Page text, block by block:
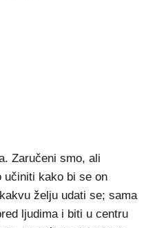
Zaručeni smo, ali
učiniti kako bi se on
želju udati se; sama
ljudima i biti u centru